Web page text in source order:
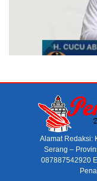
Alamat Redaksi:
Serang –
087887542920